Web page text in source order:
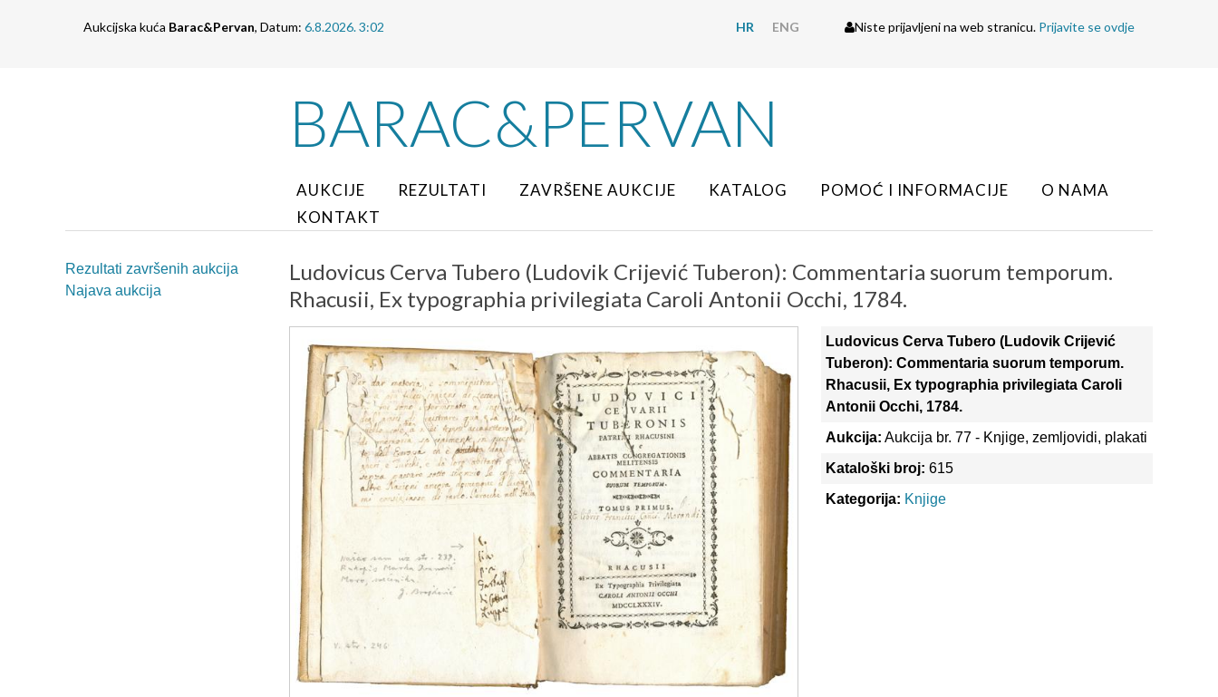
Aukcijska kuća Barac&Pervan, Datum: 6.8.2026. 3:02 HR ENG Niste prijavljeni na web stranicu. Prijavite se ovdje
BARAC&PERVAN
AUKCIJE REZULTATI ZAVRŠENE AUKCIJE KATALOG POMOĆ I INFORMACIJE
O NAMA
KONTAKT
Rezultati završenih aukcija
Najava aukcija
Ludovicus Cerva Tubero (Ludovik Crijević Tuberon): Commentaria suorum temporum.
Rhacusii, Ex typographia privilegiata Caroli Antonii Occhi, 1784.
Ludovicus Cerva Tubero (Ludovik Crijević
Tuberon): Commentaria suorum temporum.
Rhacusii, Ex typographia privilegiata Caroli
Antonii Occhi, 1784.
Aukcija: Aukcija br. 77 - Knjige, zemljovidi, plakati
Kataloški broj: 615
Kategorija: Knjige